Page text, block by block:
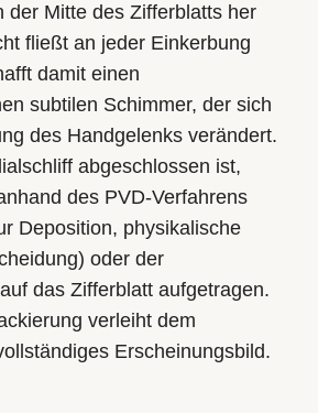
der Mitte des Zifferblatts her
fließt an jeder Einkerbung
damit einen
subtilen Schimmer, der sich
des Handgelenks verändert.
abgeschlossen ist,
des PVD-Verfahrens
Deposition, physikalische
oder der
das Zifferblatt aufgetragen.
verleiht dem
Erscheinungsbild.